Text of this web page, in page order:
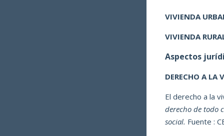
VIVIENDA
VIVIENDA
Aspectos
DERECHO A LA
El derecho a la
derecho de todo
social. Fuente :